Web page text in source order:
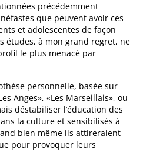
précédemment
que peuvent avoir ces
et adolescentes de façon
études, à mon grand regret, ne
le plus menacé par
personnelle, basée sur
Anges», «Les Marseillais», ou
déstabiliser l’éducation des
la culture et sensibilisés à
bien même ils attireraient
pour provoquer leurs